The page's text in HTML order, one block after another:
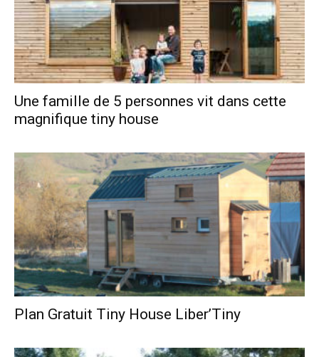
Une famille de 5 personnes vit dans cette
magnifique tiny house
Plan Gratuit Tiny House Liber’Tiny